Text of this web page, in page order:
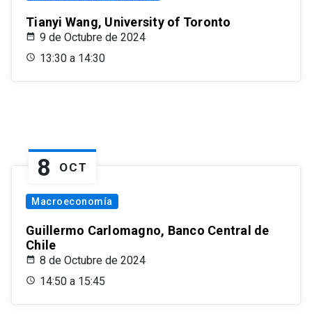
Tianyi Wang, University of Toronto
9 de Octubre de 2024
13:30 a 14:30
8 OCT
Macroeconomía
Guillermo Carlomagno, Banco Central de
Chile
8 de Octubre de 2024
14:50 a 15:45